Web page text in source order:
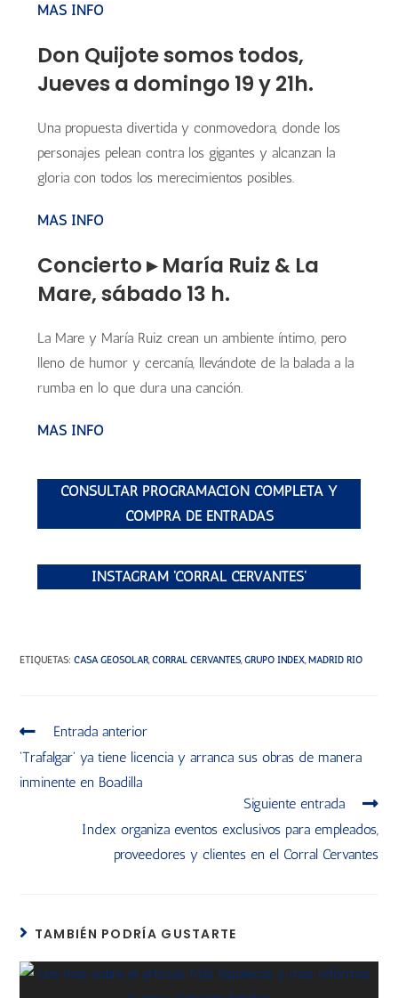
MÁS INFO
Don Quijote somos todos,
Jueves a domingo 19 y 21h.
Una propuesta divertida y conmovedora, donde los
personajes pelean contra los gigantes y alcanzan la
gloria con todos los merecimientos posibles.
MÁS INFO
Concierto ▸ María Ruiz & La
Mare, sábado 13 h.
La Mare y María Ruiz crean un ambiente íntimo, pero
lleno de humor y cercanía, llevándote de la balada a la
rumba en lo que dura una canción.
MÁS INFO
CONSULTAR PROGRAMACIÓN COMPLETA Y
COMPRA DE ENTRADAS
INSTAGRAM 'CORRAL CERVANTES'
ETIQUETAS:CASA GEOSOLAR, CORRAL CERVANTES, GRUPO INDEX, MADRID RÍO
Entrada anterior
'Trafalgar' ya tiene licencia y arranca sus obras de manera
inminente en Boadilla
Siguiente entrada
Index organiza eventos exclusivos para empleados,
proveedores y clientes en el Corral Cervantes
TAMBIÉN PODRÍA GUSTARTE